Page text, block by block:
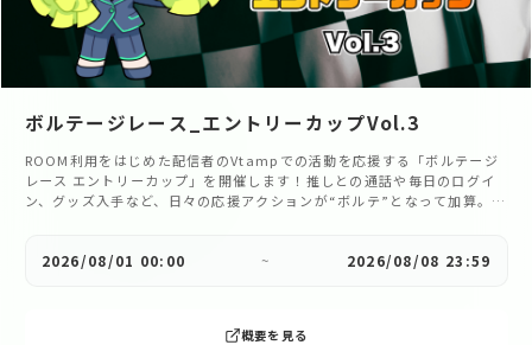
ボルテージレース_エントリーカップVol.3
ROOM利用をはじめた配信者のVtampでの活動を応援する「ボルテージ
レース エントリーカップ」を開催します！推しとの通話や毎日のログイ
ン、グッズ入手など、日々の応援アクションが“ボルテ”となって加算。推
2026/08/01 00:00 ~ 2026/08/08 23:59
概要を見る